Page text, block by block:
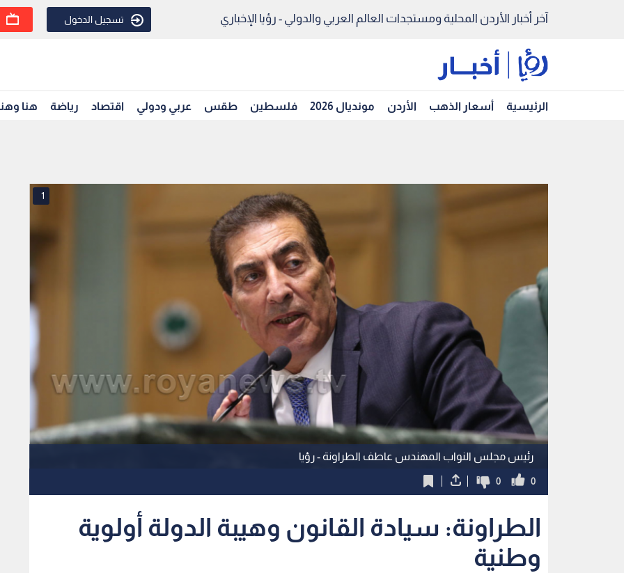
آخر أخبار الأردن المحلية ومستجدات العالم العربي والدولي - رؤيا الإخباري تسجيل الدخول
الرئيسية أسعار الذهب الأردن مونديال 2026 فلسطين طقس عربي ودولي اقتصاد رياضة هنا
رئيس مجلس النواب المهندس عاطف الطراونة - رؤيا
1
0
0
الطراونة: سيادة القانون وهيبة الدولة أولوية
وطنية